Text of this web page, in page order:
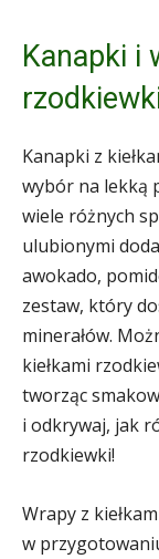
Kanapki i
Kanapki z
wybór na lekką
wiele różnych
ulubionymi
awokado,
zestaw, który
minerałów.
kiełkami
tworząc
i odkrywaj, jak
rzodkiewki!
Wrapy z
w